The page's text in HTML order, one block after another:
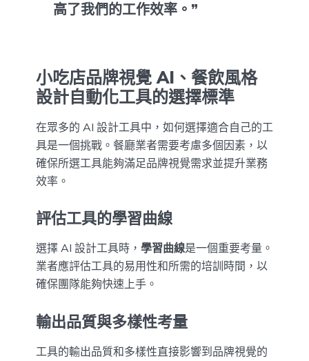
高了我們的工作效率。”
小吃店品牌視覺 AI、餐飲風格
設計自動化工具的選擇標準
在眾多的 AI 設計工具中，如何選擇適合自己的工
具是一個挑戰。餐廳業者需要考慮多個因素，以
確保所選工具能夠滿足品牌視覺需求並提升業務
效率。
評估工具的學習曲線
選擇 AI 設計工具時， 學習曲線是一個重要考量。
業者應評估工具的易用性和所需的培訓時間，以
確保團隊能夠快速上手。
輸出品質與多樣性考量
工具的輸出品質和多樣性直接影響到品牌視覺的